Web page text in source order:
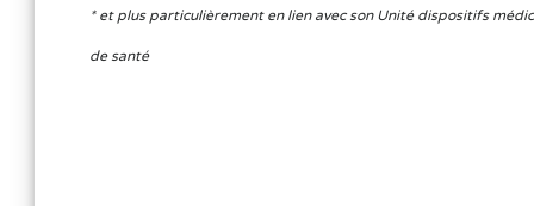
* et plus particulièrement en lien avec son Unité dispositifs
de santé